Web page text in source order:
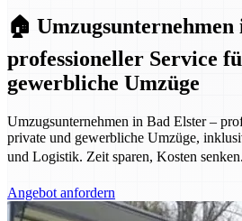
🏠
professioneller Service
gewerbliche Umzüge
Umzugsunternehmen in Bad Elster –
private und gewerbliche Umzüge,
und Logistik. Zeit sparen, Kosten
Angebot anfordern